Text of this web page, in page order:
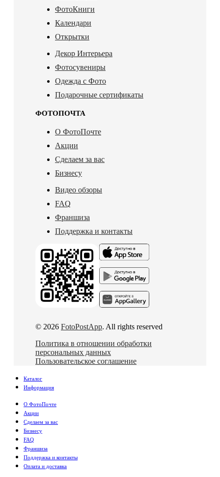
ФотоКниги
Календари
Открытки
Декор Интерьера
Фотосувениры
Одежда с Фото
Подарочные сертификаты
ФОТОПОЧТА
О ФотоПочте
Акции
Сделаем за вас
Бизнесу
Видео обзоры
FAQ
Франшиза
Поддержка и контакты
© 2026 FotoPostApp. All rights reserved
Политика в отношении обработки
персональных данных
Пользовательское соглашение
Каталог
Информация
О ФотоПочте
Акции
Сделаем за вас
Бизнесу
FAQ
Франшиза
Поддержка и контакты
Оплата и доставка